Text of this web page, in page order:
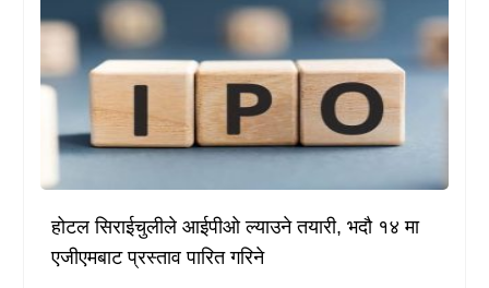
होटल सिराईचुलीले आईपीओ ल्याउने तयारी, भदौ १४ मा
एजीएमबाट प्रस्ताव पारित गरिने